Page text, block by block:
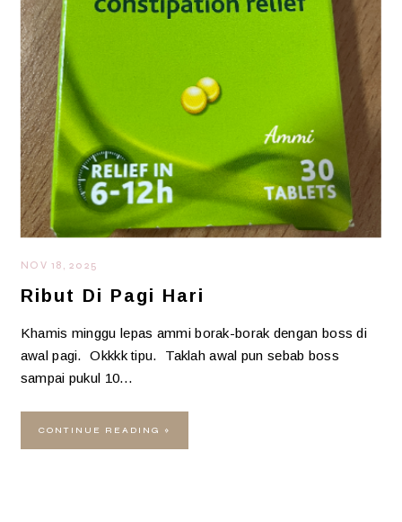
NOV 18, 2025
Ribut Di Pagi Hari
Khamis minggu lepas ammi borak-borak dengan boss di
awal pagi. Okkkk tipu. Taklah awal pun sebab boss
sampai pukul 10…
CONTINUE READING »